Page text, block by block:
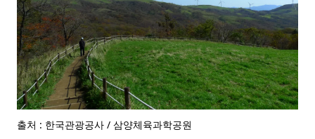
출처 : 한국관광공사 / 삼양체육과학공원